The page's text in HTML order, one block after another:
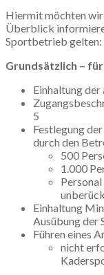
Hiermit möchten
Überblick
Sportbetrieb gelten:
Grundsätzlich –
Einhaltung der
5
Festlegung
durch den
500
1.000
Einhaltung
Ausübung der
Führen eines
nicht